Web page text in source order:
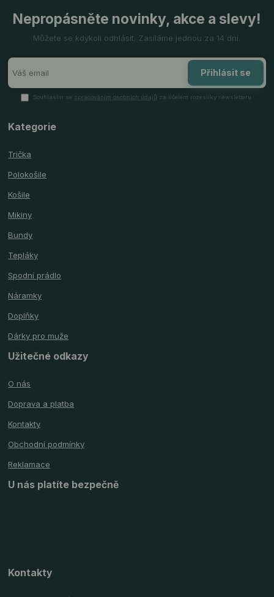
Nepropásněte novinky, akce a slevy!
Můžete se kdykoli odhlásit. Zasíláme jednou za 14 dní.
Přihlásit se
Souhlasím se zpracováním osobních údajů za účelem rozesílky newsletteru.
Kategorie
Trička
Polokošile
Košile
Mikiny
Bundy
Tepláky
Spodní prádlo
Náramky
Doplňky
Dárky pro muže
Užitečné odkazy
O nás
Doprava a platba
Kontakty
Obchodní podmínky
Reklamace
U nás platíte bezpečně
Kontakty